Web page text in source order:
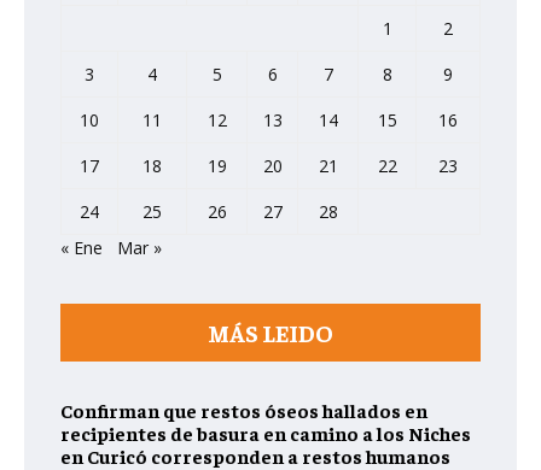
1
2
3
4 5 6 7 8
9
10
11 12 13 14 15
16
17
18 19 20 21 22
23
24
25 26 27
28
« Ene
Mar »
MÁS LEIDO
Confirman que restos óseos hallados en
recipientes de basura en camino a los Niches
en Curicó corresponden a restos humanos